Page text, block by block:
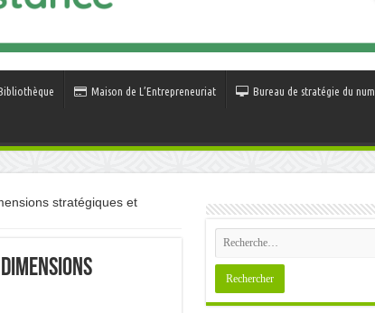
Maison de L’Entrepreneuriat Bureau de stratégie du
stratégiques et